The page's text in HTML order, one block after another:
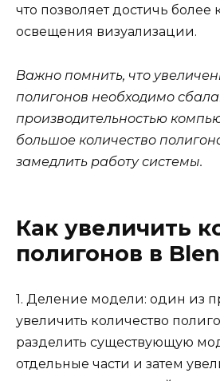
что позволяет достичь более
освещения визуализации.
Важно помнить, что
полигонов необходимо
производительностью
большое количество
замедлить работу системы.
Как увеличить
полигонов в
1. Деление модели: один из
увеличить количество
разделить существующую
отдельные части и затем